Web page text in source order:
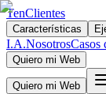
TenClientes
Características
I.A.NosotrosCasos
Quiero mi Web
Quiero mi Web